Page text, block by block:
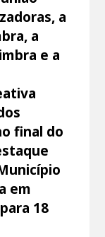
a
a
e a
final do
em
18